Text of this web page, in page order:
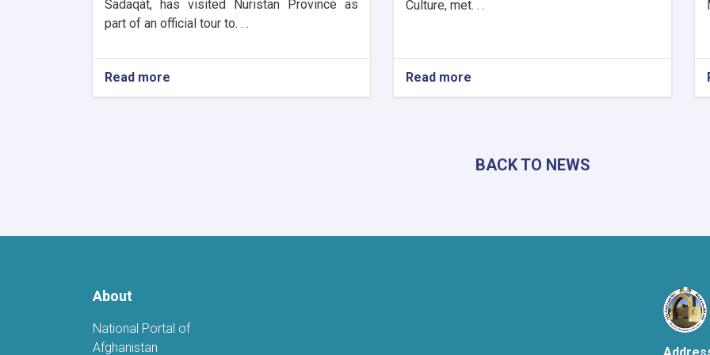
Sadaqat, has visited Nuristan Province as
part of an official tour to. . .
Read more
Tourism
Tourism
Culture, met. . .
Read more
Deputy
and
Culture
Ambassador
BACK TO NEWS
About
National Portal of
Afghanistan